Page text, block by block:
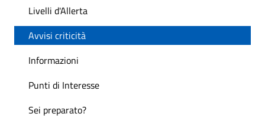
Livelli d'Allerta
Avvisi criticità
Informazioni
Punti di Interesse
Sei preparato?